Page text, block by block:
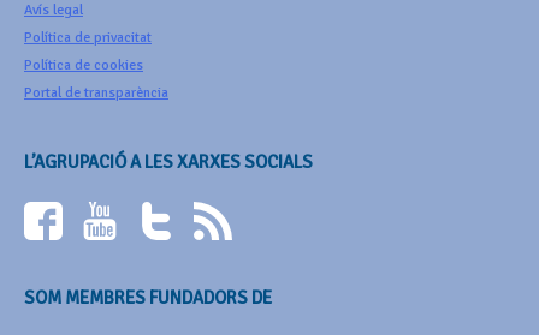
Avís legal
Política de privacitat
Política de cookies
Portal de transparència
L’AGRUPACIÓ A LES XARXES SOCIALS
SOM MEMBRES FUNDADORS DE